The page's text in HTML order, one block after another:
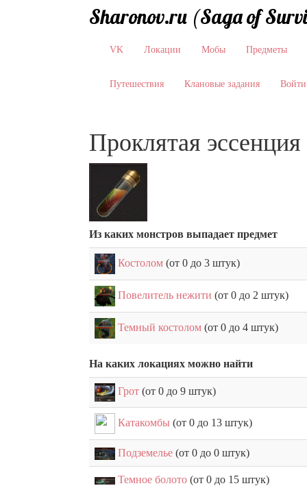
Sharonov.ru (Saga of
VK Локации Мобы Предметы
Путешествия Клановые задания Войти
Проклятая эссенция
Из каких монстров выпадает предмет
Костолом (от 0 до 3 штук)
Повелитель нежити (от 0 до 2 штук)
Темный костолом (от 0 до 4 штук)
На каких локациях можно найти
Грот (от 0 до 9 штук)
Катакомбы (от 0 до 13 штук)
Подземелье (от 0 до 0 штук)
Темное болото (от 0 до 15 штук)